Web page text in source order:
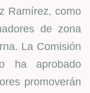
Ramírez, como
de zona
La Comisión
ha aprobado
promoverán